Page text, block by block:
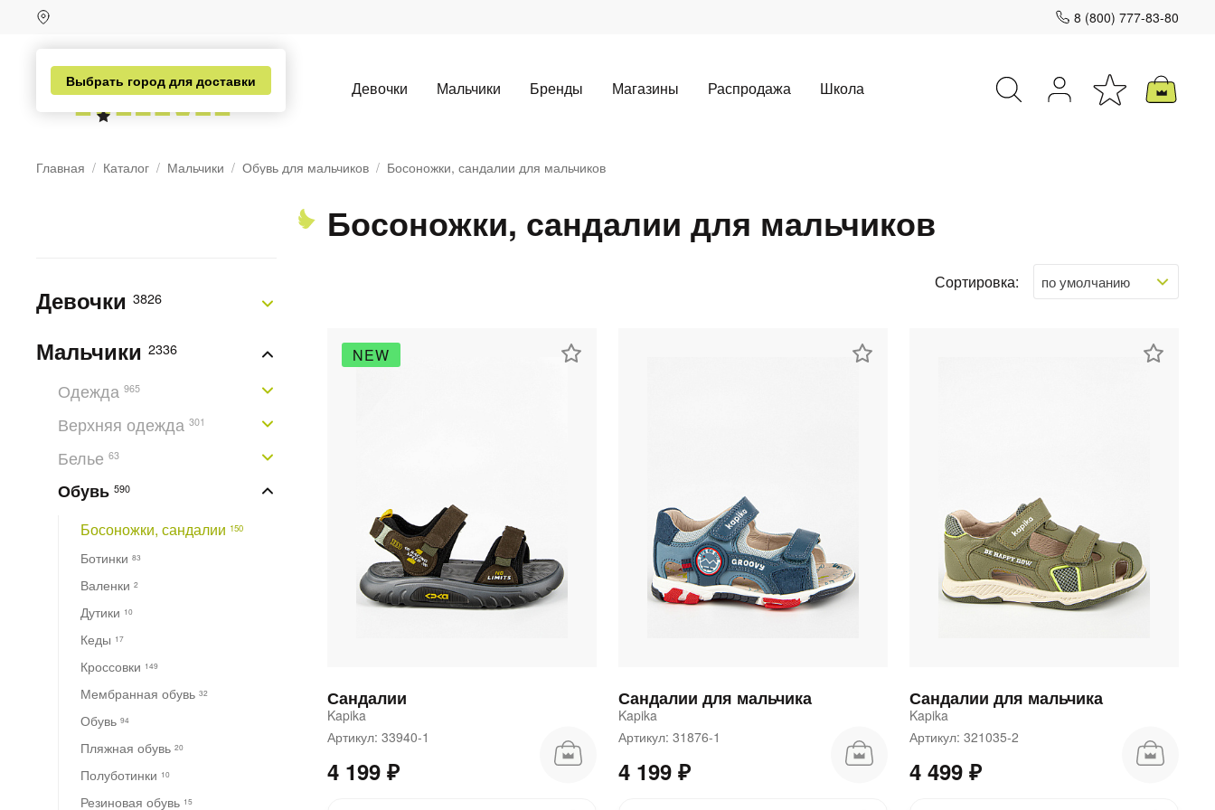
Выбрать город для доставки
8 (800) 777-83-80
Девочки Мальчики Бренды Магазины Распродажа Школа
Главная Каталог Мальчики Обувь для мальчиков Босоножки, сандалии для мальчиков
Девочки 3826
Мальчики 2336
Одежда 965
Верхняя одежда 301
Белье 63
Обувь 590
Босоножки, сандалии 150
Ботинки 83
Валенки 2
Дутики 10
Кеды 17
Кроссовки 149
Мембранная обувь 32
Обувь 94
Пляжная обувь 20
Полуботинки 10
Резиновая обувь 15
Босоножки, сандалии для мальчиков
Сортировка:
NEW
Сандалии
Kapika
Артикул: 33940-1
4 199 ₽
Сандалии для мальчика
Kapika
Артикул: 31876-1
4 199 ₽
Сандалии для мальчика
Kapika
Артикул: 321035-2
4 499 ₽
Разбейте оплату
Сегодня
25%
Оплачивайте сегодня только
% картой любого банка